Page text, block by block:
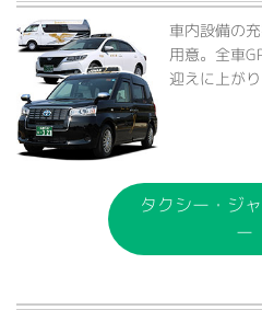
車内設備の
用意。全車
迎えに上がり
タクシー・ジ
ー